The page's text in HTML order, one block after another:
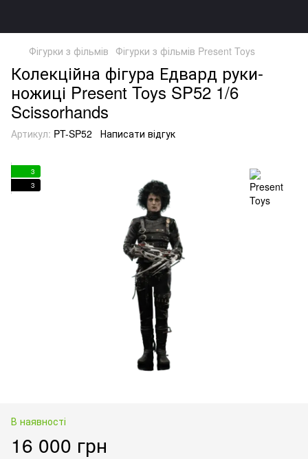
Фігурки з фільмів Фігурки з фільмів Present Toys
Колекційна фігура Едвард руки-
ножиці Present Toys SP52 1/6
Scissorhands
Артикул: PT-SP52 Написати відгук
3
3
В наявності
16 000 грн